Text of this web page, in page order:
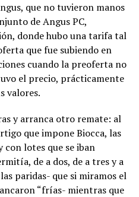
que no tuvieron manos
de Angus PC,
donde hubo una tarifa tal
que fue subiendo en
cuando la preoferta no
el precio, prácticamente
valores.
y arranca otro remate: al
que impone Biocca, las
con lotes que se iban
de a dos, de a tres y a
paridas- que si miramos el
“frías- mientras que